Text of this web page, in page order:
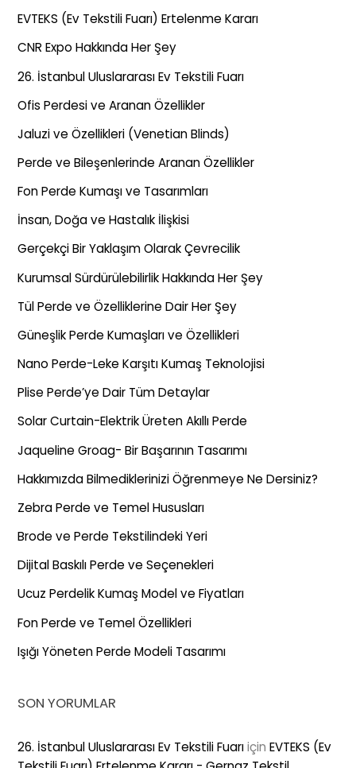
EVTEKS (Ev Tekstili Fuarı) Ertelenme Kararı
CNR Expo Hakkında Her Şey
26. İstanbul Uluslararası Ev Tekstili Fuarı
Ofis Perdesi ve Aranan Özellikler
Jaluzi ve Özellikleri (Venetian Blinds)
Perde ve Bileşenlerinde Aranan Özellikler
Fon Perde Kumaşı ve Tasarımları
İnsan, Doğa ve Hastalık İlişkisi
Gerçekçi Bir Yaklaşım Olarak Çevrecilik
Kurumsal Sürdürülebilirlik Hakkında Her Şey
Tül Perde ve Özelliklerine Dair Her Şey
Güneşlik Perde Kumaşları ve Özellikleri
Nano Perde-Leke Karşıtı Kumaş Teknolojisi
Plise Perde’ye Dair Tüm Detaylar
Solar Curtain-Elektrik Üreten Akıllı Perde
Jaqueline Groag- Bir Başarının Tasarımı
Hakkımızda Bilmediklerinizi Öğrenmeye Ne Dersiniz?
Zebra Perde ve Temel Hususları
Brode ve Perde Tekstilindeki Yeri
Dijital Baskılı Perde ve Seçenekleri
Ucuz Perdelik Kumaş Model ve Fiyatları
Fon Perde ve Temel Özellikleri
Işığı Yöneten Perde Modeli Tasarımı
SON YORUMLAR
26. İstanbul Uluslararası Ev Tekstili FuarıiçinEVTEKS (Ev